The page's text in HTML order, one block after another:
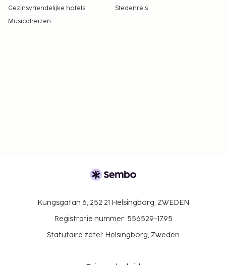
Gezinsvriendelijke hotels
Stedenreis
Musicalreizen
Kungsgatan 6, 252 21 Helsingborg, ZWEDEN
Registratie nummer: 556529-1795
Statutaire zetel: Helsingborg, Zweden